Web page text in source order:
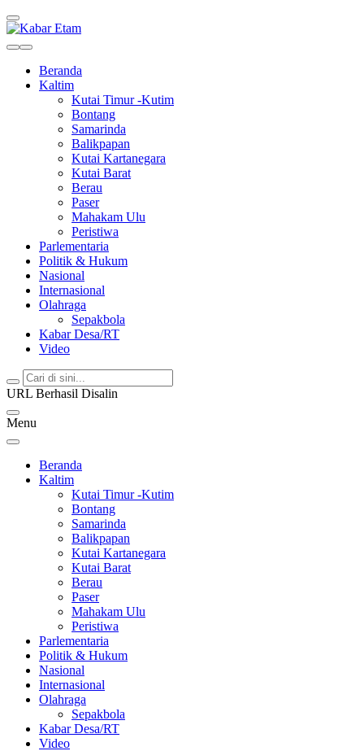
Beranda
Kaltim
Kutai Timur -Kutim
Bontang
Samarinda
Balikpapan
Kutai Kartanegara
Kutai Barat
Berau
Paser
Mahakam Ulu
Peristiwa
Parlementaria
Politik & Hukum
Nasional
Internasional
Olahraga
Sepakbola
Kabar Desa/RT
Video
URL Berhasil Disalin
Menu
Beranda
Kaltim
Kutai Timur -Kutim
Bontang
Samarinda
Balikpapan
Kutai Kartanegara
Kutai Barat
Berau
Paser
Mahakam Ulu
Peristiwa
Parlementaria
Politik & Hukum
Nasional
Internasional
Olahraga
Sepakbola
Kabar Desa/RT
Video